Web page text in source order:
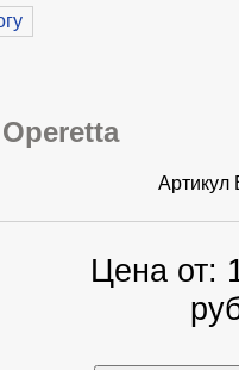
Артикул
Цена от: